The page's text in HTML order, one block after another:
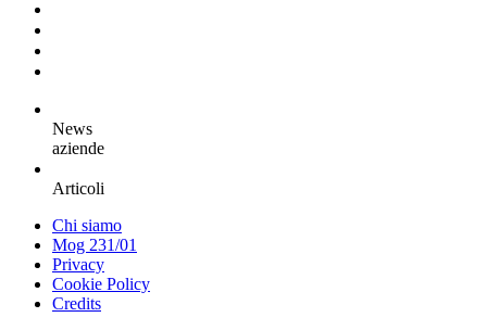
News
aziende
Articoli
Chi siamo
Mog 231/01
Privacy
Cookie Policy
Credits